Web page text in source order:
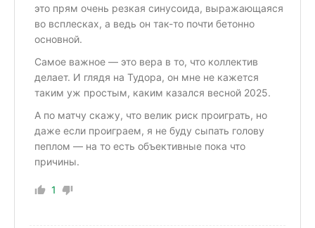
это прям очень резкая синусоида, выражающаяся
во всплесках, а ведь он так-то почти бетонно
основной.
Самое важное — это вера в то, что коллектив
делает. И глядя на Тудора, он мне не кажется
таким уж простым, каким казался весной 2025.
А по матчу скажу, что велик риск проиграть, но
даже если проиграем, я не буду сыпать голову
пеплом — на то есть объективные пока что
причины.
1